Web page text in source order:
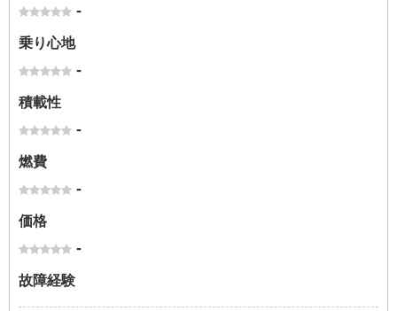
-
乗り心地
-
積載性
-
燃費
-
価格
-
故障経験